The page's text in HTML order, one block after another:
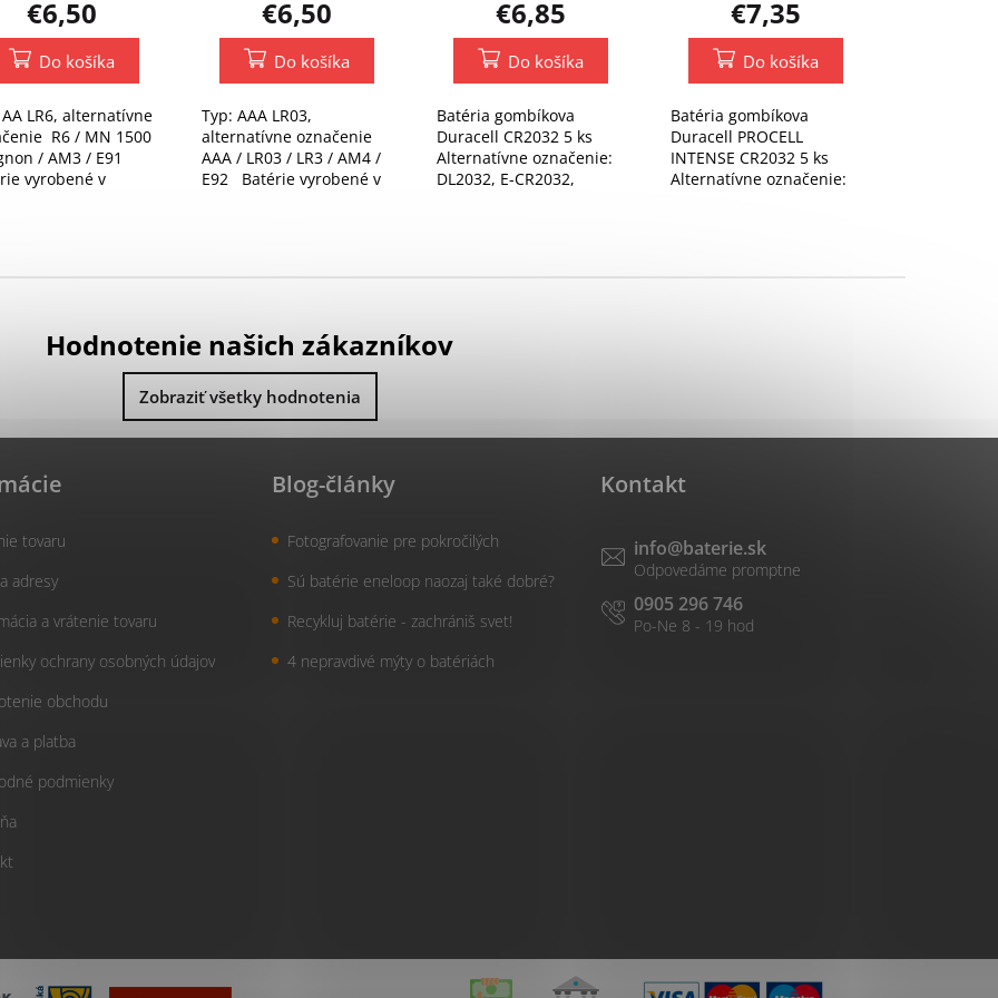
€6,50
Do košíka
LR6, alternatívne
R6 / MN 1500
/ AM3 / E91
vyrobené v
€6,50
Do košíka
Typ: AAA LR03,
alternatívne označenie
AAA / LR03 / LR3 / AM4 /
E92 Batérie vyrobené v
€6,85
Do košíka
Batéria gombíkova
Duracell CR2032 5 ks
Alternatívne označenie:
DL2032, E-CR2032,
€7,35
Do košíka
Batéria gombíkova
Duracell PROCELL
INTENSE CR2032 5 ks
Alternatívne označenie:
Hodnotenie našich zákazníkov
Zobraziť všetky hodnotenia
tovaru
adresy
a vrátenie tovaru
ochrany osobných údajov
obchodu
a platba
podmienky
Blog-články
Fotografovanie pre pokročilých
Sú batérie eneloop naozaj také dobré?
Recykluj batérie - zachrániš svet!
4 nepravdivé mýty o batériách
Kontakt
info@baterie.sk
0905 296 746